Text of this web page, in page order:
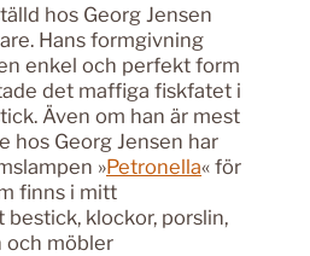
hos Georg Jensen
Hans formgivning
enkel och perfekt form
det maffiga fiskfatet i
Även om han är mest
hos Georg Jensen har
»Petronella« för
finns i mitt
klockor, porslin,
och möbler